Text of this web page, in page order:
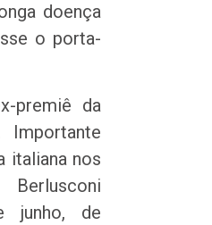
doença
o porta-
premiê da
Importante
italiana nos
junho, de